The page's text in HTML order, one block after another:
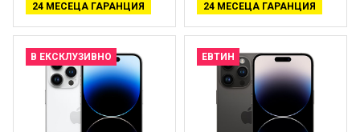
24 МЕСЕЦА ГАРАНЦИЯ
24 МЕСЕЦА ГАРАНЦИЯ
В ЕКСКЛУЗИВНО ЕВТИН